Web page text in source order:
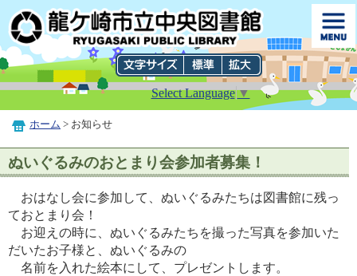
Select Language▼
ホーム > お知らせ
ぬいぐるみのおとまり会参加者募集！
おはなし会に参加して、ぬいぐるみたちは図書館に残っ
ておとまり会！
お迎えの時に、ぬいぐるみたちを撮った写真を参加いた
だいたお子様と、ぬいぐるみの
名前を入れた絵本にして、プレゼントします。